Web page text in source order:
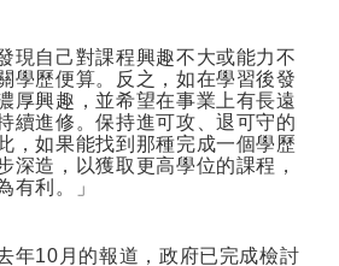
現自己對課程興趣不大或能力不
學歷便算。反之，如在學習後發
厚興趣，並希望在事業上有長遠
續進修。保持進可攻、退可守的
，如果能找到那種完成一個學歷
深造，以獲取更高學位的課程，
有利。」
年10 月的報道，政府已完成檢討